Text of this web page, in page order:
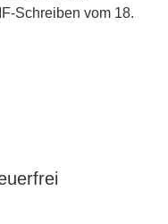
Schreiben vom 18.